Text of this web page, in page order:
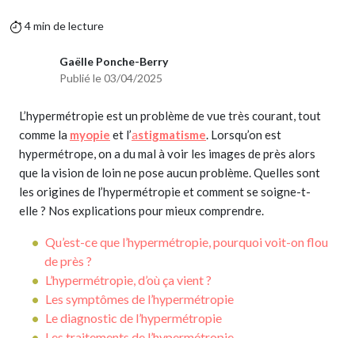
4 min de lecture
Gaëlle Ponche-Berry
Publié le 03/04/2025
L’hypermétropie est un problème de vue très courant, tout
comme la myopie et l’astigmatisme. Lorsqu’on est
hypermétrope, on a du mal à voir les images de près alors
que la vision de loin ne pose aucun problème. Quelles sont
les origines de l’hypermétropie et comment se soigne-t-
elle ? Nos explications pour mieux comprendre.
Qu’est-ce que l’hypermétropie, pourquoi voit-on flou
de près ?
L’hypermétropie, d’où ça vient ?
Les symptômes de l’hypermétropie
Le diagnostic de l’hypermétropie